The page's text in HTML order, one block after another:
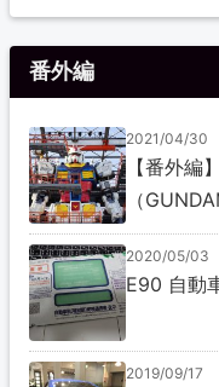
番外編
2021/04/30
【番外編
（
2020/05/03
E90 自動
2019/09/17